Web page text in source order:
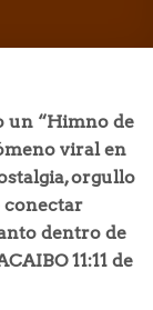
un “Himno de
viral en
orgullo
conectar
dentro de
11:11 de